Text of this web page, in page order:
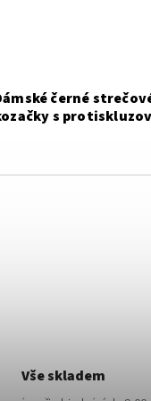
černé
s
Vše skladem